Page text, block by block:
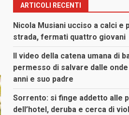
ARTICOLI RECENTI
Nicola Musiani ucciso a calci e
strada, fermati quattro giovani
Il video della catena umana di
permesso di salvare dalle onde
anni e suo padre
Sorrento: si finge addetto alle
dell’hotel, deruba e cerca di